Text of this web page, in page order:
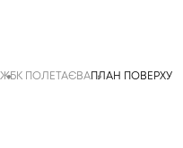
ЖБК ПОЛЕТАЄВА ПЛАН ПОВЕРХУ